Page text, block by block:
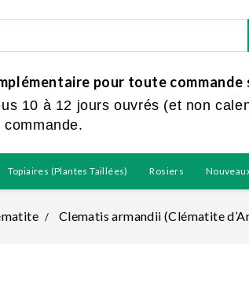
pour toute
10 à 12 jours ouvrés (et non
commande.
Topiaires (plantes Taillées) Rosiers
Clematis armandii (Clématite